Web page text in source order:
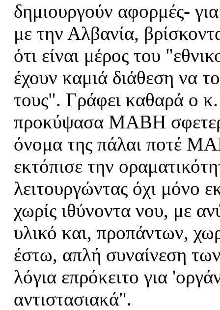
δημιουργούν αφορμές-
με την Αλβανία,
ότι είναι μέρος του
έχουν καμιά διάθεση να
τους". Γράφει καθαρά ο
προκύψασα ΜΑΒΗ
όνομα της πάλαι ποτέ
εκτόπισε την
λειτουργώντας όχι μόνο
χωρίς ιθύνοντα νου, με
υλικό και, προπάντων,
έστω, απλή συναίνεση
λόγια επρόκειτο για
αντιστασιακά".